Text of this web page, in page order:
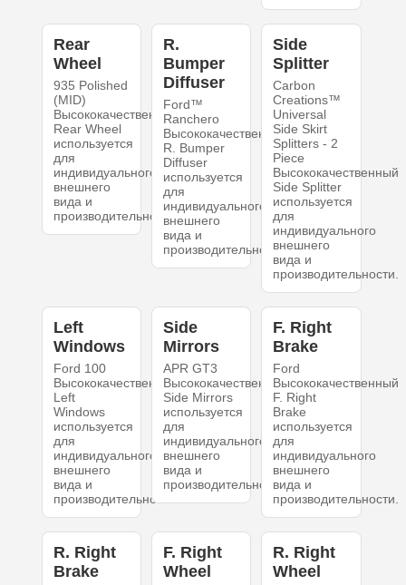
Rear
Wheel
935 Polished
(MID)
Высококачественный
Rear Wheel
используется
для
индивидуального
внешнего
вида и
производительности.
R.
Bumper
Diffuser
Ford™
Ranchero
Высококачественный
R. Bumper
Diffuser
используется
для
индивидуального
внешнего
вида и
производительности.
Side
Splitter
Carbon
Creations™
Universal
Side Skirt
Splitters - 2
Piece
Высококачественный
Side Splitter
используется
для
индивидуального
внешнего
вида и
производительности.
Left
Windows
Ford 100
Высококачественный
Left
Windows
используется
для
индивидуального
внешнего
вида и
производительности.
Side
Mirrors
APR GT3
Высококачественный
Side Mirrors
используется
для
индивидуального
внешнего
вида и
производительности.
F. Right
Brake
Ford
Высококачественный
F. Right
Brake
используется
для
индивидуального
внешнего
вида и
производительности.
R. Right
Brake
F. Right
Wheel
R. Right
Wheel